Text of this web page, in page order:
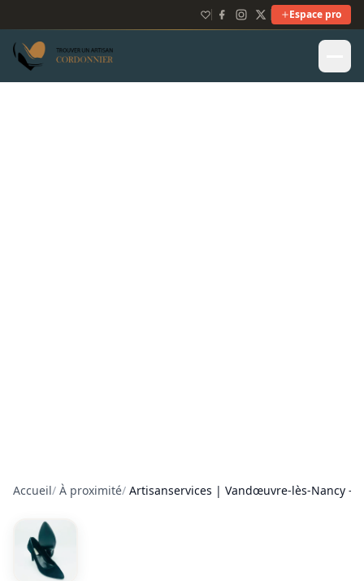
Espace pro
Accueil/ À proximité/ Artisanservices | Vandœuvre-lès-Nancy -